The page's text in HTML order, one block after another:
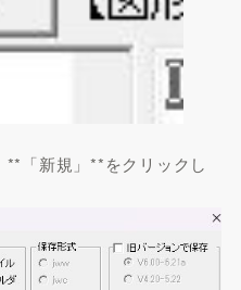
「新規」**をクリックし